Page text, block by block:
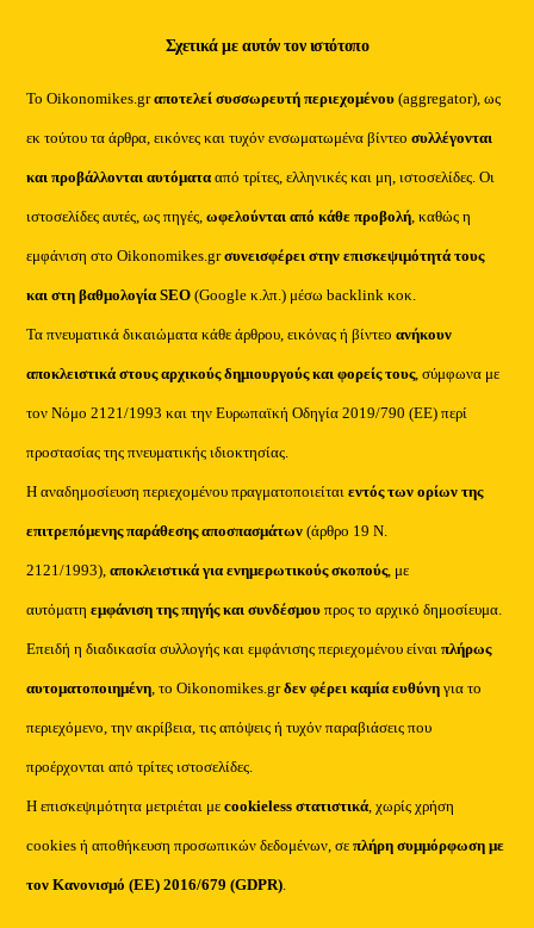
Σχετικά με αυτόν τον ιστότοπο
Το Oikonomikes.grαποτελεί συσσωρευτή περιεχομένου (aggregator), ως
εκ τούτου τα άρθρα, εικόνες και τυχόν ενσωματωμένα βίντεοσυλλέγονται
και προβάλλονται αυτόματααπό τρίτες, ελληνικές και μη, ιστοσελίδες. Οι
ιστοσελίδες αυτές, ως πηγές,ωφελούνται από κάθε προβολή, καθώς η
εμφάνιση στο Oikonomikes.grσυνεισφέρει στην επισκεψιμότητά τους
και στη βαθμολογία SEO (Google κ.λπ.) μέσω backlink κοκ.
Τα πνευματικά δικαιώματα κάθε άρθρου, εικόνας ή βίντεοανήκουν
αποκλειστικά στους αρχικούς δημιουργούς και φορείς τους, σύμφωνα με
τον Νόμο 2121/1993 και την Ευρωπαϊκή Οδηγία 2019/790 (ΕΕ) περί
προστασίας της πνευματικής ιδιοκτησίας.
Η αναδημοσίευση περιεχομένου πραγματοποιείταιεντός των ορίων της
επιτρεπόμενης παράθεσης αποσπασμάτων (άρθρο 19 Ν.
2121/1993), αποκλειστικά για ενημερωτικούς σκοπούς, με
αυτόματηεμφάνιση της πηγής και συνδέσμου προς το αρχικό δημοσίευμα.
Επειδή η διαδικασία συλλογής και εμφάνισης περιεχομένου είναιπλήρως
αυτοματοποιημένη, το Oikonomikes.grδεν φέρει καμία ευθύνη για το
περιεχόμενο, την ακρίβεια, τις απόψεις ή τυχόν παραβιάσεις που
προέρχονται από τρίτες ιστοσελίδες.
Η επισκεψιμότητα μετριέται μεcookieless στατιστικά, χωρίς χρήση
cookies ή αποθήκευση προσωπικών δεδομένων, σεπλήρη συμμόρφωση με
τον Κανονισμό (ΕΕ) 2016/679 (GDPR).